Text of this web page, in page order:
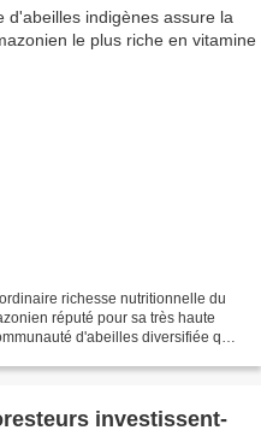
richesse nutritionnelle du
réputé pour sa très haute
d'abeilles diversifiée qui
investissent-